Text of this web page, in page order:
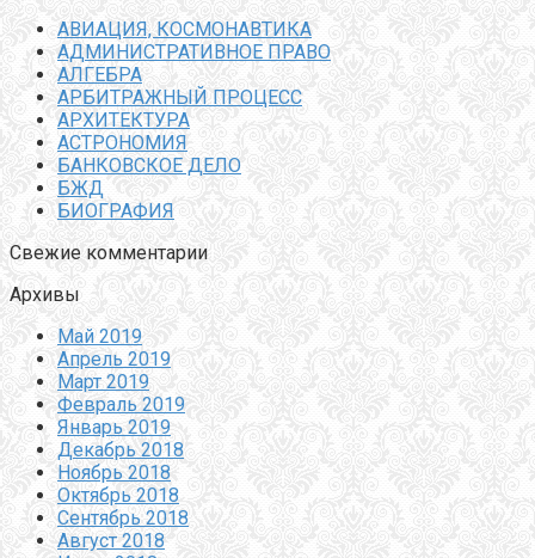
АВИАЦИЯ, КОСМОНАВТИКА
АДМИНИСТРАТИВНОЕ ПРАВО
АЛГЕБРА
АРБИТРАЖНЫЙ ПРОЦЕСС
АРХИТЕКТУРА
АСТРОНОМИЯ
БАНКОВСКОЕ ДЕЛО
БЖД
БИОГРАФИЯ
Свежие комментарии
Архивы
Май 2019
Апрель 2019
Март 2019
Февраль 2019
Январь 2019
Декабрь 2018
Ноябрь 2018
Октябрь 2018
Сентябрь 2018
Август 2018